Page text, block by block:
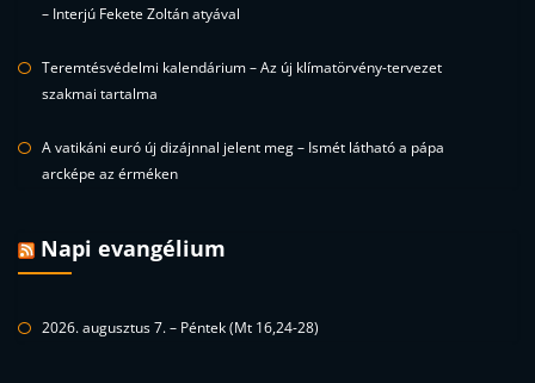
– Interjú Fekete Zoltán atyával
Teremtésvédelmi kalendárium – Az új klímatörvény-tervezet
szakmai tartalma
A vatikáni euró új dizájnnal jelent meg – Ismét látható a pápa
arcképe az érméken
Napi evangélium
2026. augusztus 7. – Péntek (Mt 16,24-28)